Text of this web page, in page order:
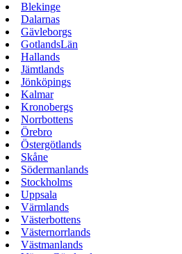
Blekinge
Dalarnas
Gävleborgs
GotlandsLän
Hallands
Jämtlands
Jönköpings
Kalmar
Kronobergs
Norrbottens
Örebro
Östergötlands
Skåne
Södermanlands
Stockholms
Uppsala
Värmlands
Västerbottens
Västernorrlands
Västmanlands